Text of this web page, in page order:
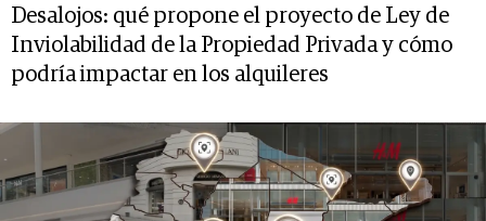
Desalojos: qué propone el proyecto de Ley de
Inviolabilidad de la Propiedad Privada y cómo
podría impactar en los alquileres